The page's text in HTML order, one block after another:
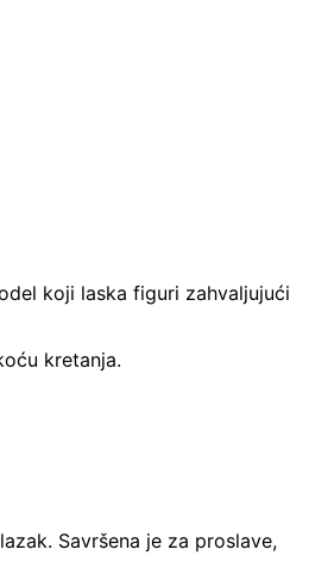
koji laska figuri zahvaljujući
kretanja.
Savršena je za proslave,